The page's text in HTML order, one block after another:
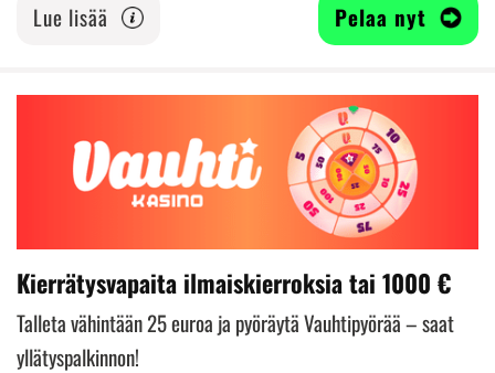
Lue lisää
Pelaa nyt
Kierrätysvapaita ilmaiskierroksia tai 1000 €
Talleta vähintään 25 euroa ja pyöräytä Vauhtipyörää – saat
yllätyspalkinnon!